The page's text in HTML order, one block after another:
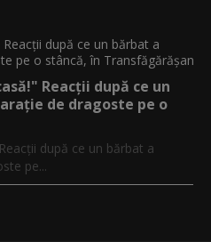
Reacţii după ce un
de dragoste pe o
după ce un bărbat a
pe...